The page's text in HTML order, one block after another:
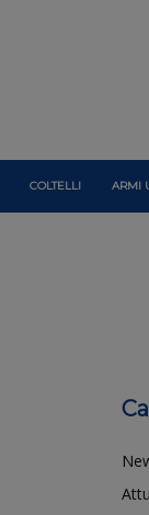
COLTELLI ARMI